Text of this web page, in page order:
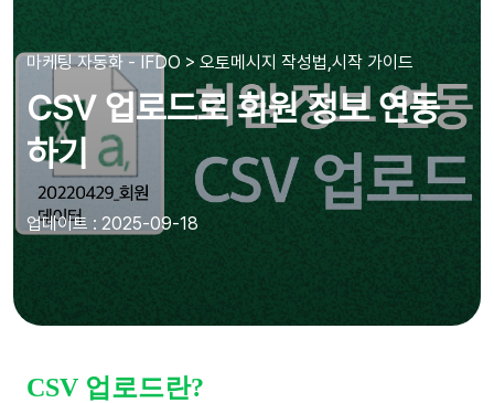
마케팅 자동화 - IFDO > 오토메시지 작성법,시작 가이드
CSV 업로드로 회원 정보 연동
하기
업데이트 : 2025-09-18
CSV 업로드란?